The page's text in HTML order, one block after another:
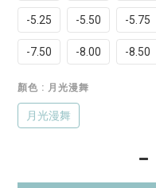
-5.25 -5.50 -5.75
-7.50 -8.00 -8.50
顏色 : 月光漫舞
月光漫舞